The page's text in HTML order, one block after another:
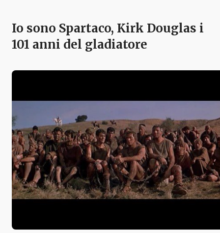
Io sono Spartaco, Kirk Douglas i
101 anni del gladiatore